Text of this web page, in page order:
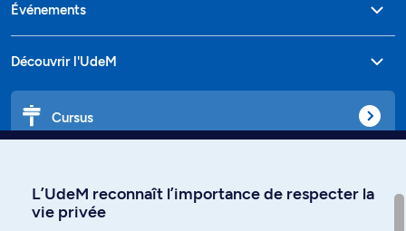
Événements
Découvrir l'UdeM
Cursus
L’UdeM reconnaît l’importance de respecter la
vie privée